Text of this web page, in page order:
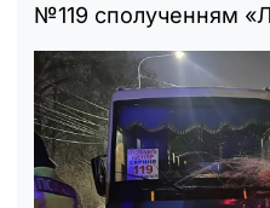
№119 сполученням